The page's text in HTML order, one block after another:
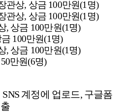
관상, 상금 100만원(1 명)
관상, 상금 100만원(1 명)
, 상금 100만원(1 명)
100만원(1 명)
, 상금 100만원(1 명)
50만원(6명)
SNS 계정에 업로드, 구글폼